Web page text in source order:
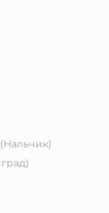
(Нальчик)